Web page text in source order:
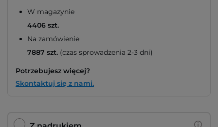
W magazynie
4406 szt.
Na zamówienie
7887 szt. (czas sprowadzenia 2-3 dni)
Potrzebujesz więcej?
Skontaktuj się z nami.